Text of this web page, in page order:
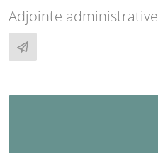
Adjointe administrative